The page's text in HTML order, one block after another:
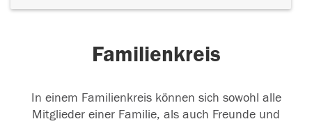
Familienkreis
In einem Familienkreis können sich sowohl alle
Mitglieder einer Familie, als auch Freunde und